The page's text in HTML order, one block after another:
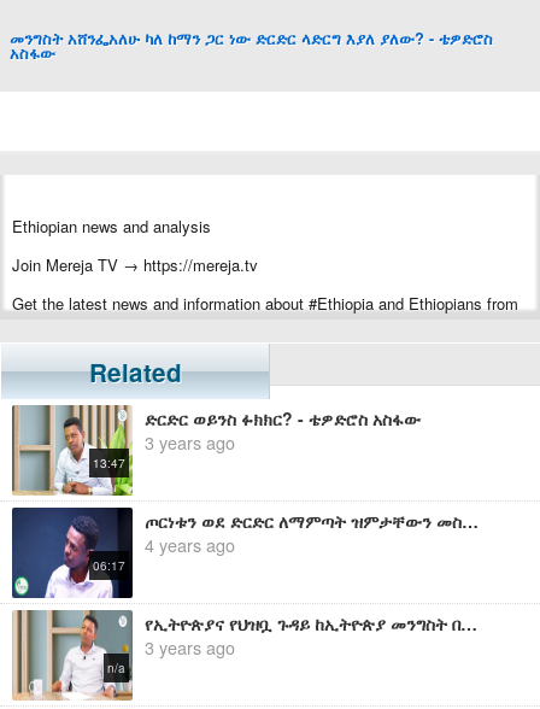
መንግስት አሸንፌአለሁ ካለ ከማን ጋር ነው ድርድር ላድርግ እያለ ያለው? - ቴዎድሮስ
አስፋው
Ethiopian news and analysis
Join Mereja TV → https://mereja.tv
Get the latest news and information about #Ethiopia and Ethiopians from
For inquiry or additional information, visit Mereja.com
Mereja presents Ethiopian news, Ethiopian music, sports, arts, and
entertainment
Related
13:47
ድርድር ወይንስ ፉክክር? - ቴዎድሮስ አስፋው
3 years ago
06:17
ጦርነቱን ወደ ድርድር ለማምጣት ዝምታቸውን መስበር ያለባቸው 3ኛ ወገን የዴሞክራሲ ሀይሎች እነማን ናቸው? - ቴዎድሮስ አስፋው
4 years ago
n/a
የኢትዮጵያና የህዝቧ ጉዳይ ከኢትዮጵያ መንግስት በላይ እያሳሰበው ያለው ለአሜሪካ መንግስት ነው - ቴዎድሮስ አስፋው
3 years ago